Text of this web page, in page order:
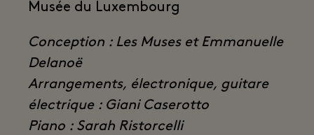
Musée du Luxembourg
Conception : Les Muses et Emmanuelle
Delanoë
Arrangements, électronique, guitare
électrique : Giani Caserotto
Piano : Sarah Ristorcelli